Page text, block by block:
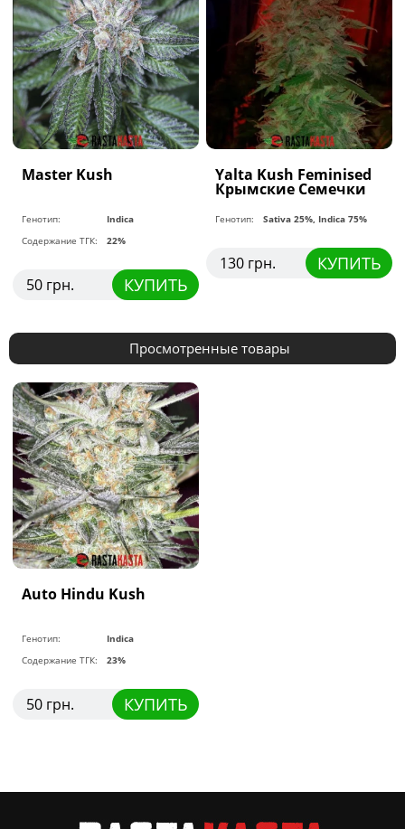
Master Kush
Генотип:
Indica
Содержание ТГК:
22%
50 грн. КУПИТЬ
Yalta Kush Feminised
Крымские Семечки
Генотип: Sativa 25%, Indica 75%
130 грн. КУПИТЬ
Просмотренные товары
Auto Hindu Kush
Генотип:
Indica
Содержание ТГК:
23%
50 грн. КУПИТЬ